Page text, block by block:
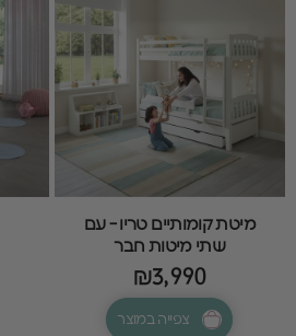
מיטת קומותיים טריו - עם
שתי מיטות חבר
₪3,990
צפייה במוצר